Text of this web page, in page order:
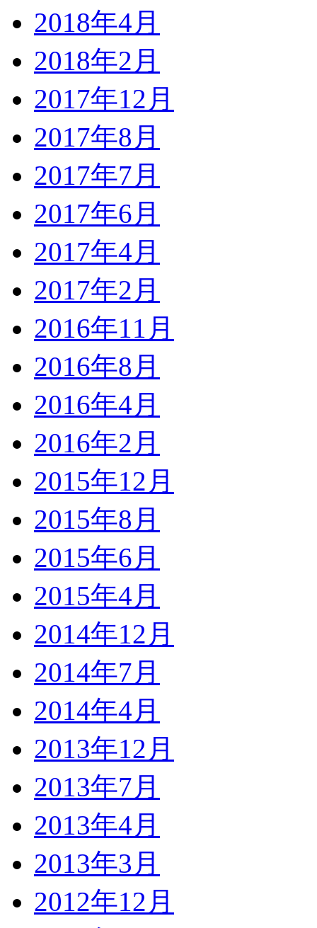
2018年4月
2018年2月
2017年12月
2017年8月
2017年7月
2017年6月
2017年4月
2017年2月
2016年11月
2016年8月
2016年4月
2016年2月
2015年12月
2015年8月
2015年6月
2015年4月
2014年12月
2014年7月
2014年4月
2013年12月
2013年7月
2013年4月
2013年3月
2012年12月